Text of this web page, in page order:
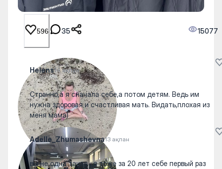
596 35 15077
Helens14 ақпан
Странно,а я сначала себе,а потом детям. Ведь им
нужна здоровая и счастливая мать. Видать,плохая из
меня мама)
Adelle_Zhumashevna13 ақпан
вы не одна такая , я тоже за 20 лет себе первый раз